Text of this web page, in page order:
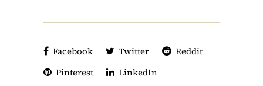
Facebook Twitter
Reddit
Pinterest
LinkedIn